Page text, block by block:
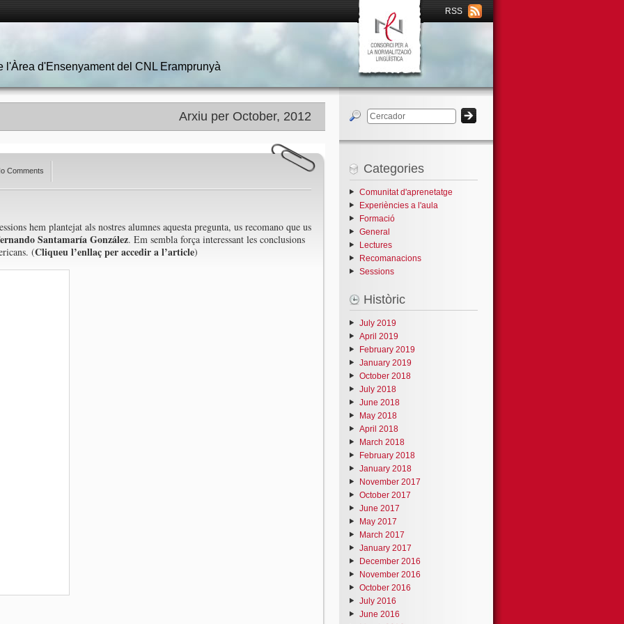
RSS
l'Àrea d'Ensenyament del CNL Eramprunyà
Arxiu per October, 2012
Comments
hem plantejat als nostres alumnes aquesta pregunta, us recomano que us
Santamaría González. Em sembla força interessant les conclusions
(Cliqueu l’enllaç per accedir a l’article)
Categories
Comunitat d'aprenetatge
Experiències a l'aula
Formació
General
Lectures
Recomanacions
Sessions
Històric
July 2019
April 2019
February 2019
January 2019
October 2018
July 2018
June 2018
May 2018
April 2018
March 2018
February 2018
January 2018
November 2017
October 2017
June 2017
May 2017
March 2017
January 2017
December 2016
November 2016
October 2016
July 2016
June 2016